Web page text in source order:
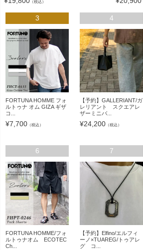
（税込）
3
FORTUNA HOMME フォ
ルトゥナ オム GIZA ギザ
コ...
¥7,700 （税込）
4
【予約】GALLERIANT/ガ
レリアント スクエアレ
ザーミニバ...
¥24,200 （税込）
6
FORTUNA HOMME/フォ
ルトゥナオム ECOTEC
Ch...
7
【予約】Elfino/エルフィ
ーノ×TUAREG/トゥアレ
グ コ...